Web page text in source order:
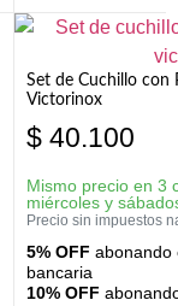
Set de Cuchillo con
Victorinox
$ 40.100
Mismo precio en 3
miércoles y
Precio sin impuestos
5% OFF abonando
bancaria
10% OFF